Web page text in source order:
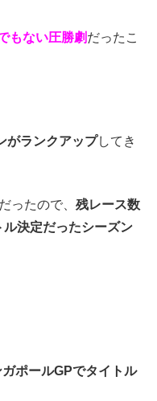
もない圧勝劇 だったこ
がランクアップしてき
ったので、 残レース数
決定だったシーズン
ガポールGPでタイトル